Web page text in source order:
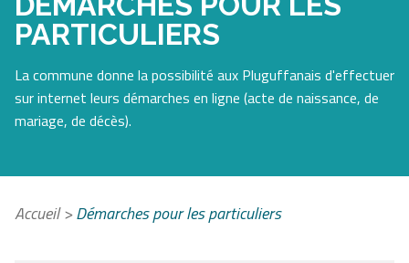
PARTICULIERS
La commune donne la possibilité aux Pluguffanais d'effectuer
sur internet leurs démarches en ligne (acte de naissance, de
mariage, de décès).
Accueil>Démarches pour les particuliers